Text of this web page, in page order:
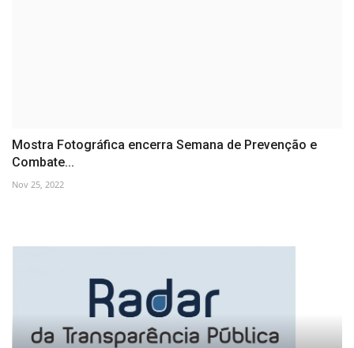
Mostra Fotográfica encerra Semana de Prevenção e
Combate...
Nov 25, 2022